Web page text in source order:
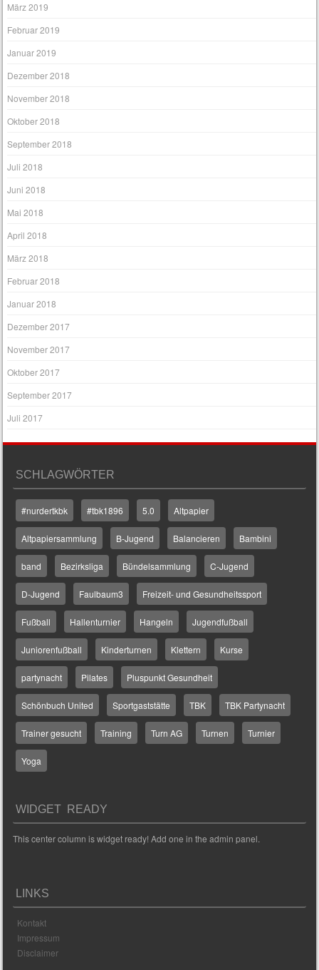
März 2019
Februar 2019
Januar 2019
Dezember 2018
November 2018
Oktober 2018
September 2018
Juli 2018
Juni 2018
Mai 2018
April 2018
März 2018
Februar 2018
Januar 2018
Dezember 2017
November 2017
Oktober 2017
September 2017
Juli 2017
SCHLAGWÖRTER
#nurdertkbk #tbk1896 5.0 Altpapier
Altpapiersammlung B-Jugend Balancieren Bambini
band Bezirksliga Bündelsammlung C-Jugend
D-Jugend Faulbaum3 Freizeit- und Gesundheitssport
Fußball Hallenturnier Hangeln Jugendfußball
Juniorenfußball Kinderturnen Klettern Kurse
partynacht Pilates Pluspunkt Gesundheit
Schönbuch United Sportgaststätte TBK TBK Partynacht
Trainer gesucht Training Turn AG Turnen Turnier
Yoga
WIDGET READY
This center column is widget ready! Add one in the admin panel.
LINKS
Kontakt
Impressum
Disclaimer